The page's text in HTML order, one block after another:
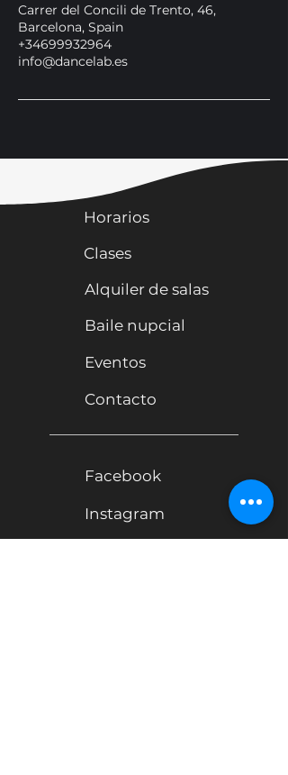
Carrer del Concili de Trento, 46,
Barcelona, Spain
+34699932964
info@dancelab.es
Horarios
Clases
Alquiler de salas
Baile nupcial
Eventos
Contacto
Facebook
Instagram